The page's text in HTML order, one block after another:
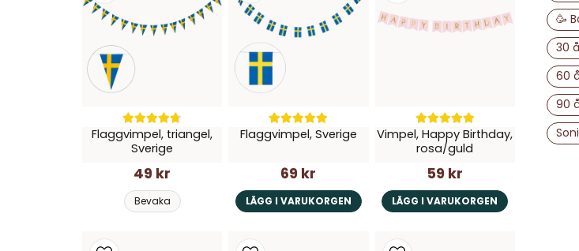
Flaggvimpel, triangel,
Sverige
49 kr
Bevaka
Flaggvimpel, Sverige
69 kr
LÄGG I VARUKORGEN
Vimpel, Happy Birthday,
rosa/guld
59 kr
LÄGG I VARUKORGEN
🥳
30
60
90